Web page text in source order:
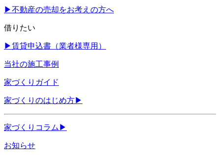
▶不動産の売却をお考えの方へ
借りたい
▶賃貸申込書（業者様専用）
当社の施工事例
家づくりガイド
家づくりのはじめ方▶
家づくりコラム ▶
お知らせ